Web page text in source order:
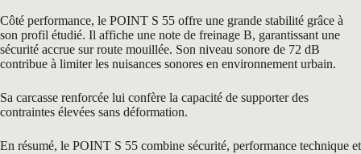
Côté performance, le POINT S 55 offre une grande stabilité grâce à
son profil étudié. Il affiche une note de freinage B, garantissant une
sécurité accrue sur route mouillée. Son niveau sonore de 72 dB
contribue à limiter les nuisances sonores en environnement urbain.
Sa carcasse renforcée lui confère la capacité de supporter des
contraintes élevées sans déformation.
En résumé, le POINT S 55 combine sécurité, performance technique et